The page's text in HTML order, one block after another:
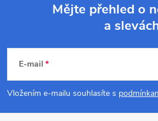
p
Mějte přehled o
a
E-mail
Vložením e-mailu souhlasíte s